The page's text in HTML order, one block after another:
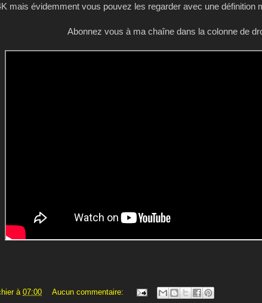
mais évidemment vous pouvez les regarder avec une définition
Abonnez vous à ma chaîne dans la colonne de
à 07:00
Aucun commentaire: